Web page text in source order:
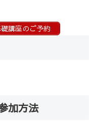
講座のご予約
加方法